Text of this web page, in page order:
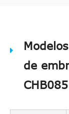
de
CHB085